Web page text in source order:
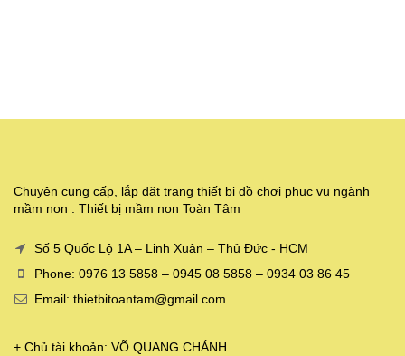
Chuyên cung cấp, lắp đặt trang thiết bị đồ chơi phục vụ ngành
mầm non : Thiết bị mầm non Toàn Tâm
Số 5 Quốc Lộ 1A – Linh Xuân – Thủ Đức - HCM
Phone: 0976 13 5858 – 0945 08 5858 – 0934 03 86 45
Email: thietbitoantam@gmail.com
+ Chủ tài khoản: VÕ QUANG CHÁNH